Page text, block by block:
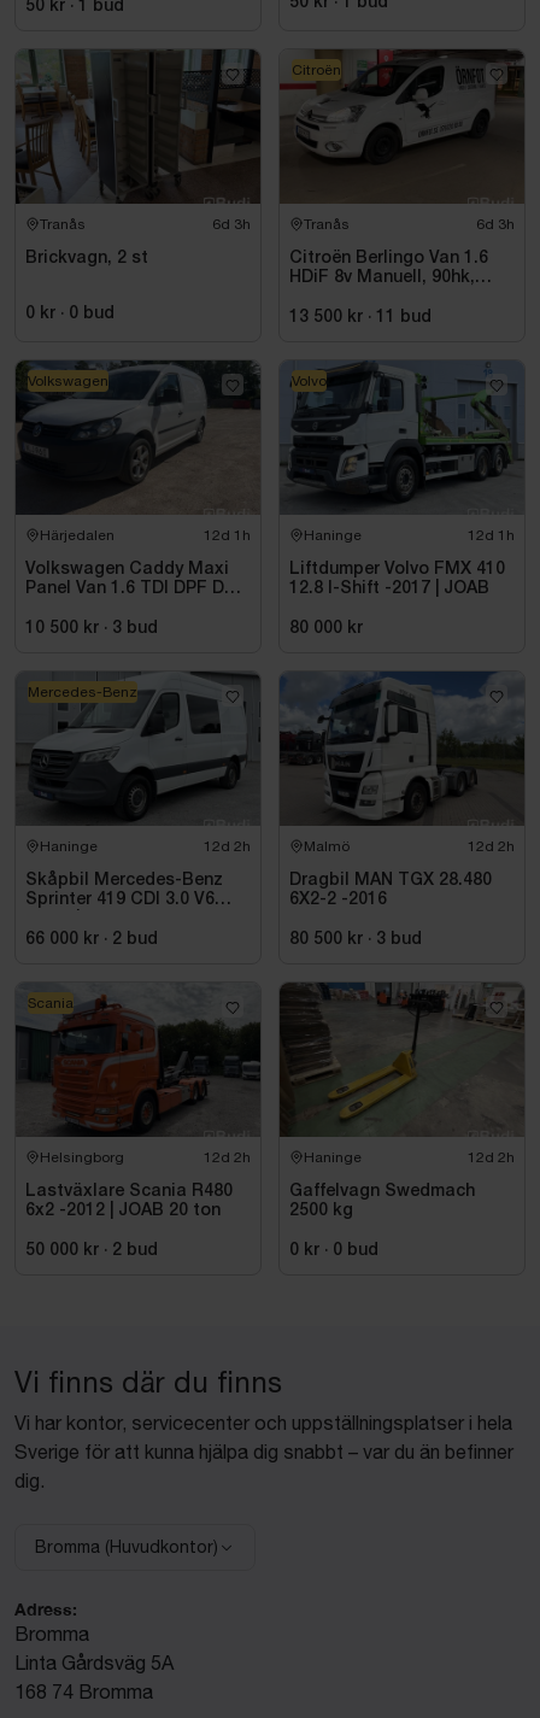
50 kr · 1 bud
Tranås 6d 3h
Brickvagn, 2 st
0 kr · 0 bud
Tranås 6d 3h
Citroën Berlingo Van 1.6
HDiF 8v Manuell, 90hk,
13 500 kr · 11 bud
Citroën
Härjedalen 12d 1h
Volkswagen Caddy Maxi
Panel Van 1.6 TDI DPF DSG
10 500 kr · 3 bud
Volkswagen
Haninge 12d 1h
Liftdumper Volvo FMX 410
12.8 I-Shift -2017 | JOAB
80 000 kr
Volvo
Haninge 12d 2h
Skåpbil Mercedes-Benz
Sprinter 419 CDI 3.0 V6
66 000 kr · 2 bud
Mercedes-Benz
Malmö 12d 2h
Dragbil MAN TGX 28.480
6X2-2 -2016
80 500 kr · 3 bud
Helsingborg 12d 2h
Lastväxlare Scania R480
6x2 -2012 | JOAB 20 ton
50 000 kr · 2 bud
Scania
Haninge 12d 2h
Gaffelvagn Swedmach
2500 kg
0 kr · 0 bud
Vi finns där du finns
Vi har kontor, servicecenter och uppställningsplatser i hela
Sverige för att kunna hjälpa dig snabbt – var du än befinner
dig.
Välj anläggning:
Bromma (Huvudkontor)
Adress:
Bromma
Linta Gårdsväg 5A
168 74 Bromma